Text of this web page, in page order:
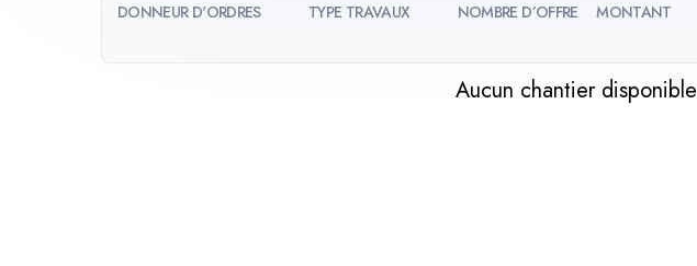
DONNEUR D'ORDRES TYPE TRAVAUX NOMBRE D’OFFRE MONTANT
Aucun chantier disponible